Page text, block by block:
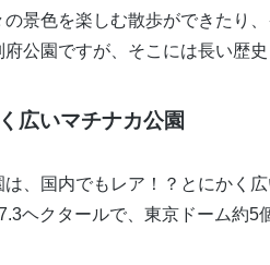
の景色を楽しむ散歩ができたり
府公園ですが、そこには長い歴
広いマチナカ公園
は、国内でもレア！？とにかく
ヘクタールで、東京ドーム約5